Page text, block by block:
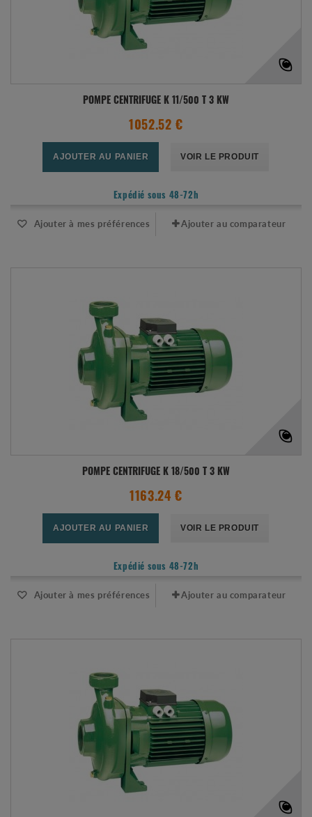
POMPE CENTRIFUGE K 11/500 T 3 KW
1052.52 €
AJOUTER AU PANIER VOIR LE PRODUIT
Expédié sous 48-72h
Ajouter à mes préférences Ajouter au comparateur
POMPE CENTRIFUGE K 18/500 T 3 KW
1163.24 €
AJOUTER AU PANIER VOIR LE PRODUIT
Expédié sous 48-72h
Ajouter à mes préférences Ajouter au comparateur